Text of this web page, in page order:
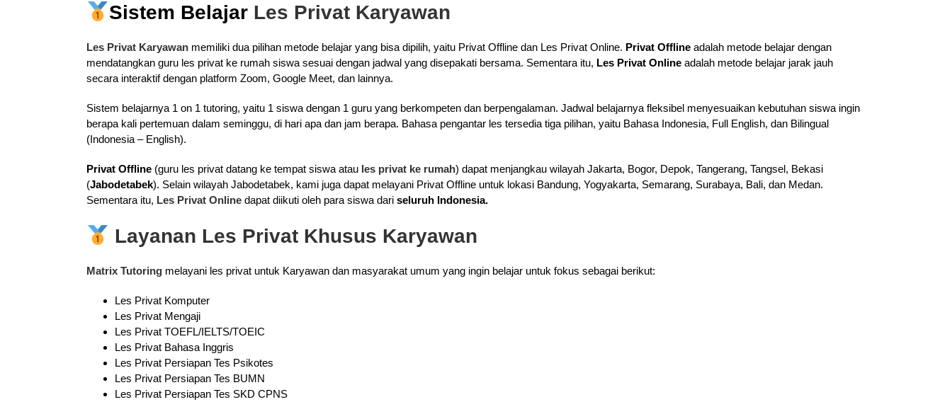
Sistem Belajar Les Privat Karyawan
Les Privat Karyawanmemiliki dua pilihan metode belajar yang bisa dipilih, yaitu Privat Offline dan Les Privat Online. Privat Offlineadalah metode belajar dengan
mendatangkan guru les privat ke rumah siswa sesuai dengan jadwal yang disepakati bersama. Sementara itu, Les Privat Onlineadalah metode belajar jarak jauh
secara interaktif dengan platform Zoom, Google Meet, dan lainnya.
Sistem belajarnya 1 on 1 tutoring, yaitu 1 siswa dengan 1 guru yang berkompeten dan berpengalaman. Jadwal belajarnya fleksibel menyesuaikan kebutuhan siswa ingin
berapa kali pertemuan dalam seminggu, di hari apa dan jam berapa. Bahasa pengantar les tersedia tiga pilihan, yaitu Bahasa Indonesia, Full English, dan Bilingual
(Indonesia – English).
Privat Offline(guru les privat datang ke tempat siswa ataules privat ke rumah) dapat menjangkau wilayah Jakarta, Bogor, Depok, Tangerang, Tangsel, Bekasi
(Jabodetabek). Selain wilayah Jabodetabek, kami juga dapat melayani Privat Offline untuk lokasi Bandung, Yogyakarta, Semarang, Surabaya, Bali, dan Medan.
Sementara itu, Les Privat Onlinedapat diikuti oleh para siswa dari seluruh Indonesia.
Layanan Les Privat Khusus Karyawan
Matrix Tutoring melayani les privat untuk Karyawan dan masyarakat umum yang ingin belajar untuk fokus sebagai berikut:
Les Privat Komputer
Les Privat Mengaji
Les Privat TOEFL/IELTS/TOEIC
Les Privat Bahasa Inggris
Les Privat Persiapan Tes Psikotes
Les Privat Persiapan Tes BUMN
Les Privat Persiapan Tes SKD CPNS